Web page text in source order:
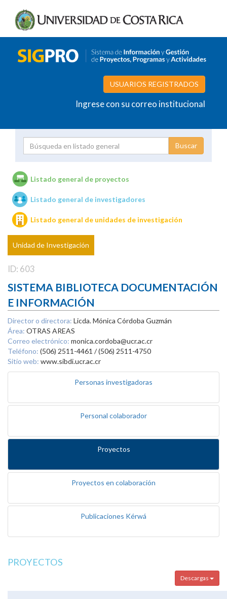
USUARIOS REGISTRADOS
Ingrese con su correo institucional
Unidades de investigación
Listado general de proyectos
Listado general de investigadores
Listado general de unidades de investigación
Unidad de Investigación
ID: 603
SISTEMA BIBLIOTECA DOCUMENTACIÓN
E INFORMACIÓN
Director o directora: Licda. Mónica Córdoba Guzmán
Área: OTRAS AREAS
Correo electrónico: monica.cordoba@ucr.ac.cr
Teléfono: (506) 2511-4461 / (506) 2511-4750
Sitio web: www.sibdi.ucr.ac.cr
Personas investigadoras
Personal colaborador
Proyectos
Proyectos en colaboración
Publicaciones Kérwá
PROYECTOS
Descargas